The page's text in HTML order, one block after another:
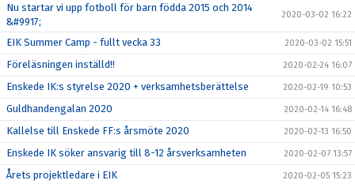
Nu startar vi upp fotboll för barn födda 2015 och 2014
&#9917;
2020-03-02 16:22
EIK Summer Camp - fullt vecka 33 2020-03-02 15:51
Föreläsningen inställd!! 2020-02-24 16:07
Enskede IK:s styrelse 2020 + verksamhetsberättelse 2020-02-19 10:53
Guldhandengalan 2020 2020-02-14 16:48
Kallelse till Enskede FF:s årsmöte 2020 2020-02-13 16:50
Enskede IK söker ansvarig till 8-12 årsverksamheten 2020-02-07 13:57
Årets projektledare i EIK 2020-02-05 15:23